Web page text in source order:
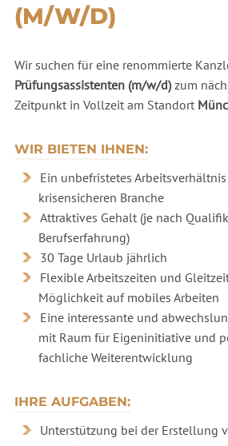
(M/W/D)
Wir suchen für eine renommierte
Prüfungsassistenten (m/w/d)zum
Zeitpunkt in Vollzeit am Standort
WIR BIETEN IHNEN:
Ein unbefristetes
krisensicheren Branche
Attraktives Gehalt (je nach
Berufserfahrung)
30 Tage Urlaub jährlich
Flexible Arbeitszeiten und
Möglichkeit auf mobiles Arbeiten
Eine interessante und
mit Raum für Eigeninitiative und
fachliche Weiterentwicklung
IHRE AUFGABEN:
Unterstützung bei der Erstellung